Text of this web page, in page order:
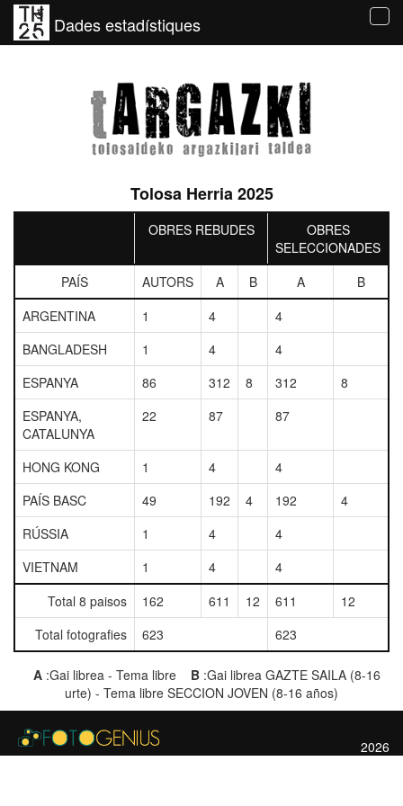
Dades estadístiques
Tolosa Herria 2025
OBRES REBUDES
OBRES
SELECCIONADES
PAÍS
AUTORS A B A
B
ARGENTINA
1 4
4
BANGLADESH
1 4
4
ESPANYA
86 312 8 312
8
ESPANYA,
CATALUNYA
22 87 87
HONG KONG 1 4
4
PAÍS BASC
49 192 4 192
4
RÚSSIA
1 4
4
VIETNAM
1 4
4
Total 8 paisos
162 611 12 611
12
Total fotografies
623 623
A :Gai librea - Tema libre B :Gai librea GAZTE SAILA (8-16
urte) - Tema libre SECCION JOVEN (8-16 años)
2026